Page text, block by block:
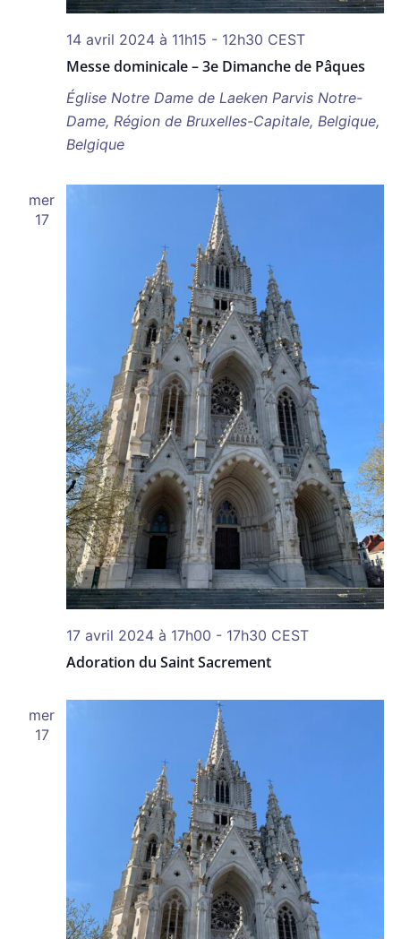
Messe dominicale – 3e Dimanche de Pâques
14 avril 2024 à 11h15 - 12h30 CEST
Église Notre Dame de Laeken Parvis Notre-
Dame, Région de Bruxelles-Capitale, Belgique,
Belgique
mer
17
Adoration du Saint Sacrement
17 avril 2024 à 17h00 - 17h30 CEST
mer
17